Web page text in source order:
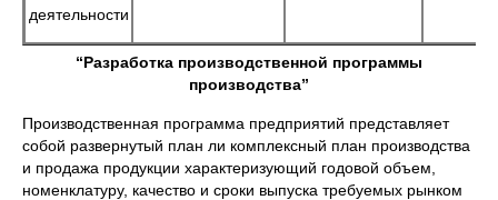
деятельности
“Разработка производственной программы
производства”
Производственная программа предприятий представляет
собой развернутый план ли комплексный план производства
и продажа продукции характеризующий годовой объем,
номенклатуру, качество и сроки выпуска требуемых рынком